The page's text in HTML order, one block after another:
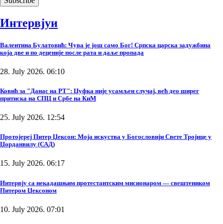
Интервјуи
Валентина Булатовић: Чува је још само Бог! Српска царска задужбина
која две и по деценије после рата и даље пропада
28. July 2026. 06:10
Ковић за "Данас на РТ": Џуфка није усамљен случај, већ део ширег
притиска на СПЦ и Србе на КиМ
25. July 2026. 12:54
Протојереј Питер Џексон: Моја искуства у Богословији Свете Тројице у
Џорданвилу (САД)
15. July 2026. 06:17
Интервју са некадашњим протестантским мисионаром — свештеником
Питером Џексоном
10. July 2026. 07:01